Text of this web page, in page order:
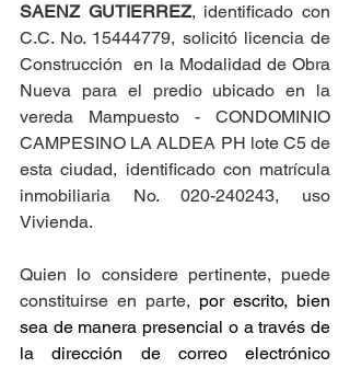
SAENZ GUTIERREZ, identificado con
C.C. No. 15444779, solicitó licencia de
Construcción  en la Modalidad de Obra
Nueva para el predio ubicado en la
vereda Mampuesto - CONDOMINIO
CAMPESINO LA ALDEA PH lote C5 de
esta ciudad, identificado con matrícula
inmobiliaria No. 020-240243, uso
Vivienda.
Quien lo considere pertinente, puede
constituirse en parte, por escrito, bien
sea de manera presencial o a través de